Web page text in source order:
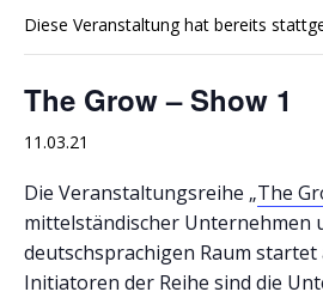
Diese Veranstaltung hat bereits
The Grow – Show 1
11.03.21
Die Veranstaltungsreihe „The
mittelständischer Unternehmen
deutschsprachigen Raum startet
Initiatoren der Reihe sind die